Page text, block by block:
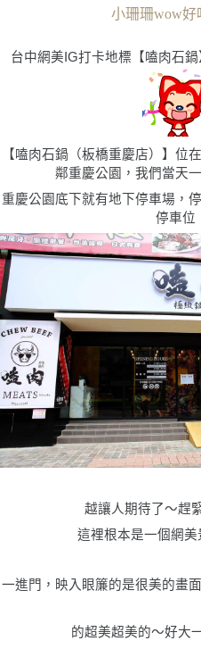
小珊珊wow好
台中網美IG打卡地標 【 嗑肉石鍋
【 嗑肉石鍋（板橋重慶店）
】位
鄰重慶公園，我們當天
重慶公園底下就有地下停車場，
停車位
越讓人期待了〜趕
這裡根本是一個網美
一進門，映入眼簾的是很美的畫
的超美超美的〜好大